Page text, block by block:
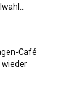
Café
wieder